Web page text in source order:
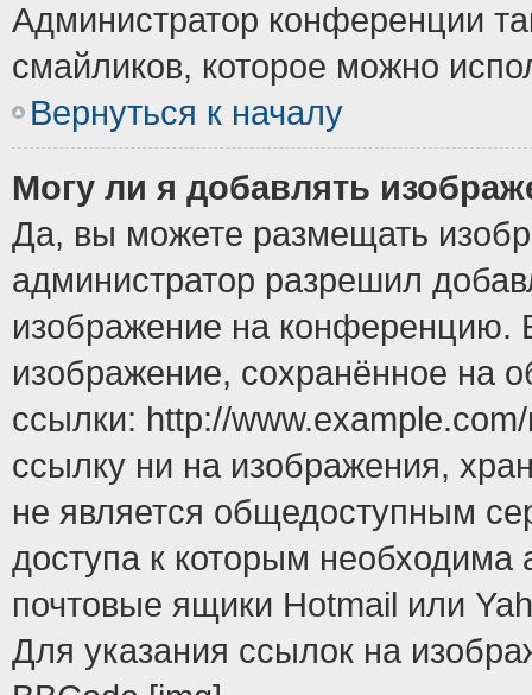
Администратор конференции
смайликов, которое можно
Вернуться к началу
Могу ли я добавлять
Да, вы можете размещать
администратор разрешил
изображение на конференцию.
изображение, сохранённое на
ссылки: http://
ссылку ни на изображения,
не является общедоступным
доступа к которым
почтовые ящики Hotmail или
Для указания ссылок на